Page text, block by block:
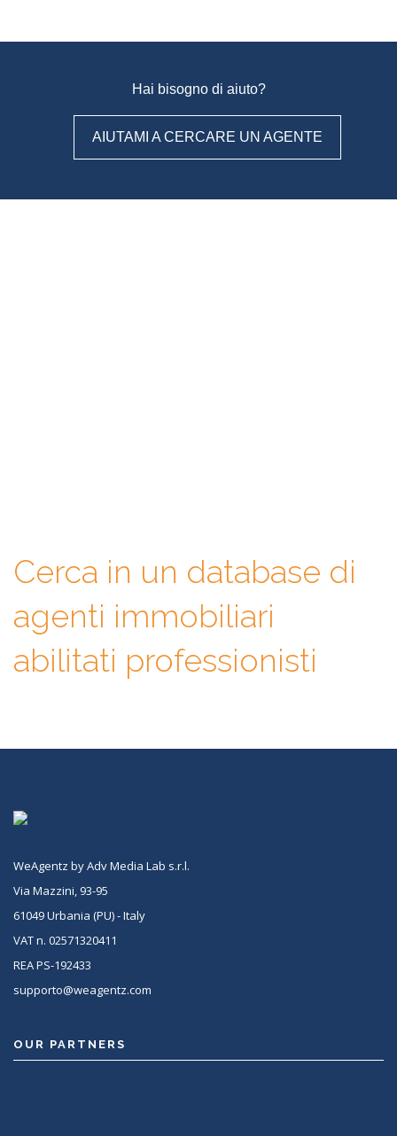
Hai bisogno di aiuto?
AIUTAMI A CERCARE UN AGENTE
Cerca in un database di
agenti immobiliari
abilitati professionisti
WeAgentz by Adv Media Lab s.r.l.
Via Mazzini, 93-95
61049 Urbania (PU) - Italy
VAT n. 02571320411
REA PS-192433
supporto@weagentz.com
OUR PARTNERS